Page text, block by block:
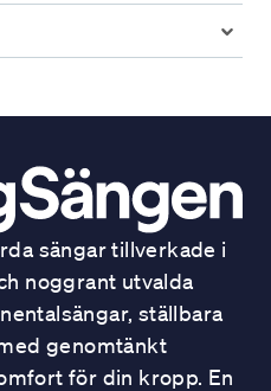
sängar tillverkade i
noggrant utvalda
ställbara
genomtänkt
för din kropp. En